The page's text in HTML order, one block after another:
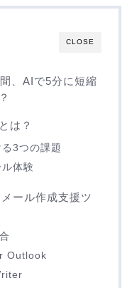
CLOSE
、AIで5分に短縮
は？
3つの課題
体験
ール作成支援ツ
Outlook